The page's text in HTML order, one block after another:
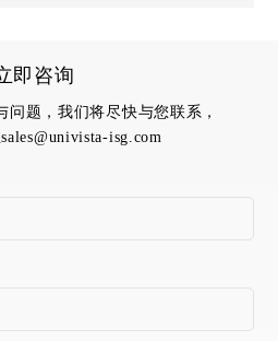
即咨询
问题，我们将尽快与您联系，
sales@univista-isg.com